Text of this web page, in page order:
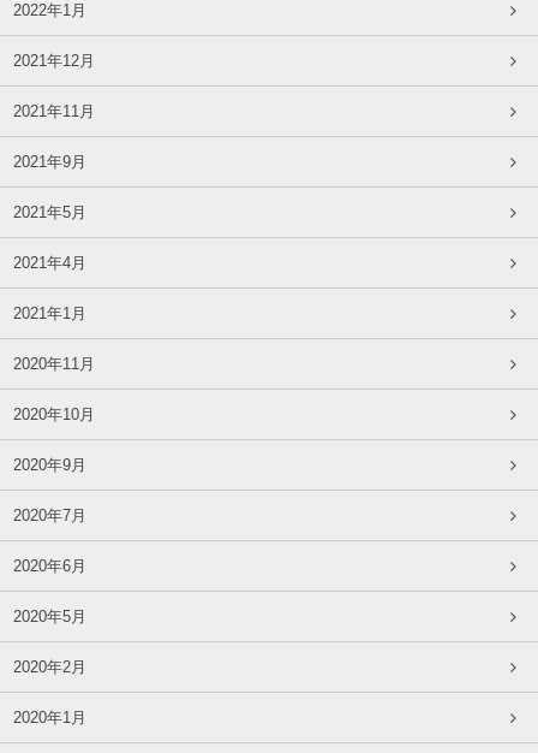
2022年1月
2021年12月
2021年11月
2021年9月
2021年5月
2021年4月
2021年1月
2020年11月
2020年10月
2020年9月
2020年7月
2020年6月
2020年5月
2020年2月
2020年1月